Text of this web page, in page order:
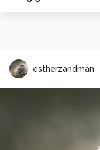
estherzandman